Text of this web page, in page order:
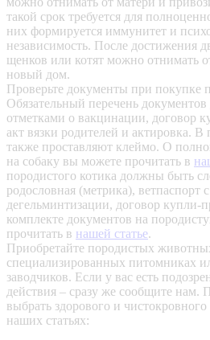
такой срок требуется для
них формируется иммунитет и
независимость. После достижения
щенков или котят можно отнимать
новый дом.
Проверьте документы при покупке
Обязательный перечень
отметками о вакцинации, договор
акт вязки родителей и актировка.
также проставляют клеймо. О
на собаку вы можете прочитать в
породистого котика должны быть
родословная (метрика), ветпаспорт
дегельминтизации, договор
комплекте документов на
прочитать в нашей статье.
Приобретайте породистых
специализированных питомниках
заводчиков. Если у вас есть
действия – сразу же сообщите нам.
выбрать здорового и
наших статьях: